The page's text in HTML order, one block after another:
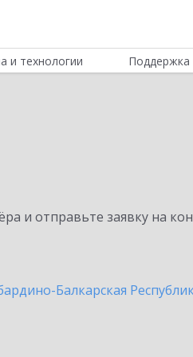
и технологии Поддержка
и отправьте заявку на
Балкарская